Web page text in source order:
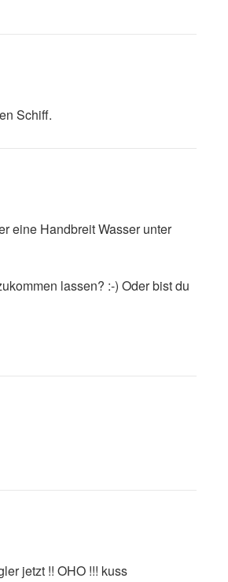
Schiff.
eine Handbreit Wasser unter
lassen? :-) Oder bist du
jetzt !! OHO !!! kuss